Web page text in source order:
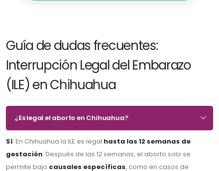
Guía de dudas frecuentes:
Interrupción Legal del Embarazo
(ILE) en Chihuahua
¿Es legal el aborto en Chihuahua?
Sí. En Chihuahua la ILE es legal hasta las 12 semanas de
gestación. Después de las 12 semanas, el aborto solo se
permite bajo causales específicas, como en casos de